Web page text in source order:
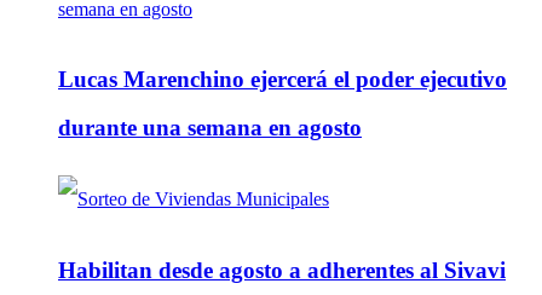
Lucas Marenchino ejercerá el poder ejecutivo
durante una semana en agosto
Habilitan desde agosto a adherentes al Sivavi